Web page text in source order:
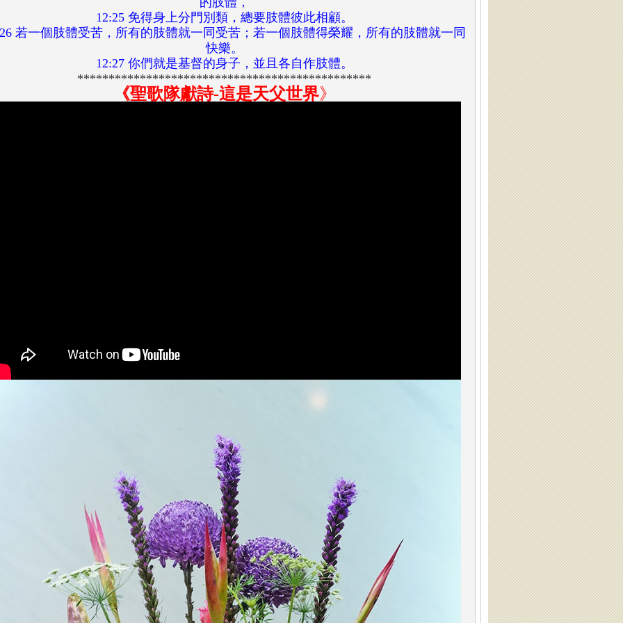
12:25 免得身上分門別類，總要肢體彼此相顧。
若一個肢體受苦，所有的肢體就一同受苦；若一個肢體得榮耀，所有的肢體就一同
快樂。
12:27 你們就是基督的身子，並且各自作肢體。
***********************************************
《聖歌隊獻詩-這是天父世界》